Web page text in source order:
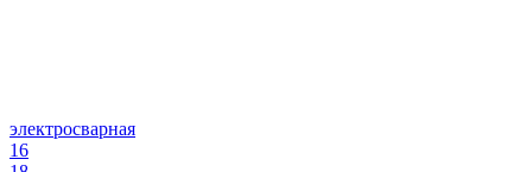
электросварная
16